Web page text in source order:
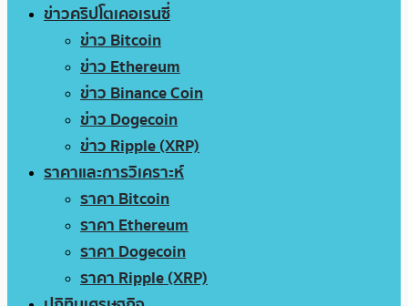
ข่าวคริปโตเคอเรนซี่
ข่าว Bitcoin
ข่าว Ethereum
ข่าว Binance Coin
ข่าว Dogecoin
ข่าว Ripple (XRP)
ราคาและการวิเคราะห์
ราคา Bitcoin
ราคา Ethereum
ราคา Dogecoin
ราคา Ripple (XRP)